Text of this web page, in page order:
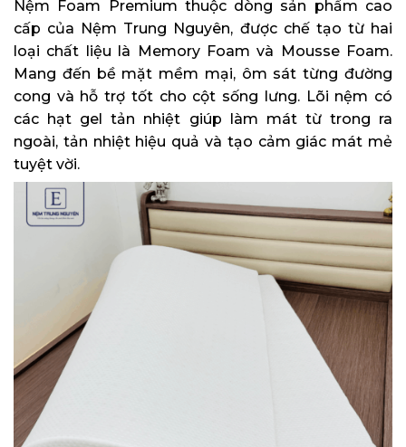
Nệm Foam Premium thuộc dòng sản phẩm cao
cấp của Nệm Trung Nguyên, được chế tạo từ hai
loại chất liệu là Memory Foam và Mousse Foam.
Mang đến bề mặt mềm mại, ôm sát từng đường
cong và hỗ trợ tốt cho cột sống lưng. Lõi nệm có
các hạt gel tản nhiệt giúp làm mát từ trong ra
ngoài, tản nhiệt hiệu quả và tạo cảm giác mát mẻ
tuyệt vời.